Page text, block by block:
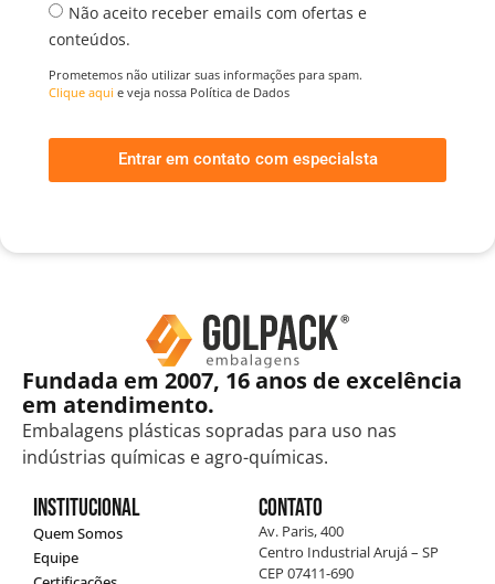
Não aceito receber emails com ofertas e
conteúdos.
Prometemos não utilizar suas informações para spam.
Clique aqui e veja nossa Política de Dados
Entrar em contato com especialsta
Fundada em 2007, 16 anos de excelência
em atendimento.
Embalagens plásticas sopradas para uso nas
indústrias químicas e agro-químicas.
Institucional
Quem Somos
Equipe
Contato
Av. Paris, 400
Centro Industrial Arujá – SP
CEP 07411-690